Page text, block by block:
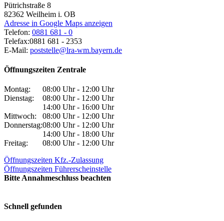
Pütrichstraße 8
82362 Weilheim i. OB
Adresse in Google Maps anzeigen
Telefon: 0881 681 - 0
Telefax:0881 681 - 2353
E-Mail: poststelle@lra-wm.bayern.de
Öffnungszeiten Zentrale
Montag:
08:00 Uhr - 12:00 Uhr
Dienstag:
08:00 Uhr - 12:00 Uhr
14:00 Uhr - 16:00 Uhr
Mittwoch:
08:00 Uhr - 12:00 Uhr
Donnerstag:08:00 Uhr - 12:00 Uhr
14:00 Uhr - 18:00 Uhr
Freitag:
08:00 Uhr - 12:00 Uhr
Öffnungszeiten Kfz.-Zulassung
Öffnungszeiten Führerscheinstelle
Bitte Annahmeschluss beachten
Schnell gefunden